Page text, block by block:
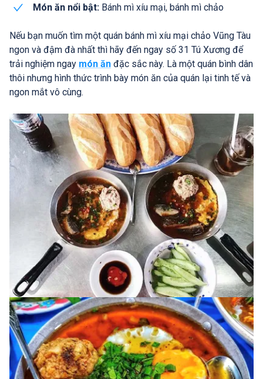
Món ăn nổi bật: Bánh mì xíu mại, bánh mì chảo
Nếu bạn muốn tìm một quán bánh mì xíu mại chảo Vũng Tàu
ngon và đậm đà nhất thì hãy đến ngay số 31 Tú Xương để
trải nghiệm ngay món ăn đặc sắc này. Là một quán bình dân
thôi nhưng hình thức trình bày món ăn của quán lại tinh tế và
ngon mắt vô cùng.